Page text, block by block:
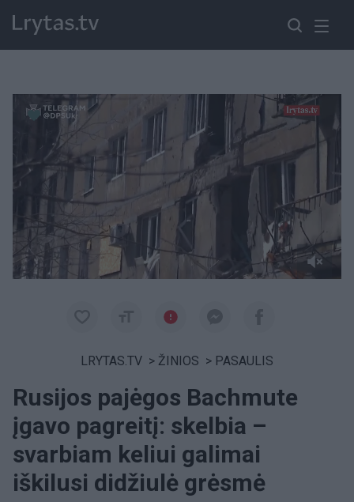
Paremkite Ukrainą
LRYTAS.TV > ŽINIOS > PASAULIS
Rusijos pajėgos Bachmute
įgavo pagreitį: skelbia –
svarbiam keliui galimai
iškilusi didžiulė grėsmė